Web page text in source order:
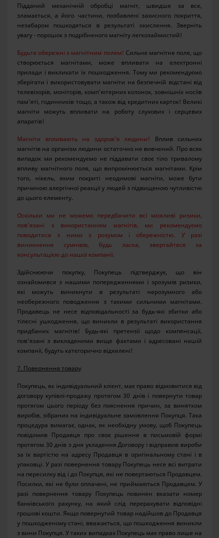
Підданий механічній обробці магніт, швидше за все,
зламається, а його частини, позбавлені захисного покриття,
незабаром пошкодяться в результаті окислення. Зверніть
увагу - порошок з подрібненого магніту легкозаймистий!
Будьте обережні з магнітним полем! Сильне магнітне поле, що
створюється магнітами, може впливати на електронні
прилади і викликати їх пошкодження. Тому ми рекомендуємо
зберігати і використовувати магніти на безпечній відстані від
телевізорів, моніторів, комп'ютерних колонок, зовнішніх носіїв
пам'яті, годинників тощо, а також від кредитних карток! Великі
магніти можуть впливати на роботу слухових і серцевих
апаратів!
Магніти впливають на здоров'я людини!
Вплив сильних
магнітів на організм людини остаточно не вивчений. Про всяк
випадок ми рекомендуємо не піддавати своє тіло тривалому
впливу магнітного поля, що випромінюється магнітами. Крім
того, нікель, яким покриті неодимові магніти, може бути
причиною алергічної реакції у людей з підвищеною чутливістю
до цього елементу.
Оскільки ми не можемо передбачити всі можливі ризики,
пов'язані з використанням магнітів, ми рекомендуємо
поводитися з ними з розумом і обережністю. У разі
виникнення сумнівів, будь ласка, звертайтеся за
консультацією до нашої компанії.
Здійснюючи покупку, Покупець підтверджує, що він
ознайомився з нашими попередженнями і зрозумів ризики,
які можуть виникнути в результаті нерозумного або
необережного поводження з такими сильними магнітами.
Продавець не несе відповідальності за будь-які збитки або
тілесні ушкодження, що виникли в результаті використання
придбаних магнітів! Будь-які претензії щодо компенсації,
пов'язані з викладеними вище фактами і адресовані нашій
компанії, будуть категорично відхилені!
7. Повернення товару
Покупець, як індивідуальний клієнт, має право відмовитися від
договору купівлі-продажу протягом 30 днів і повернути товар
протягом цього періоду без пояснення причин, за винятком
виробів, зібраних на індивідуальне замовлення Покупця. Така
процедура вимагає, однак, як необхідну умову, щоб Покупець
повідомив Продавця про своє рішення в письмовій формі
протягом 30 днів з дня укладення Договору і відправив вироби
за їх вартістю на адресу Продавця в оригінальному стані і в
упаковці. У разі повернення товару Покупець несе всі витрати
на пересилку від і до Покупця, які не повертаються Продавцем.
Посилки, які не були оплачені, не приймаються Продавцем. У
разі повернення товару Покупець повинен вказати номер
банківського рахунку, на який слід перерахувати відповідні
грошові кошти. Якщо повернутий товар надійшов до Продавця
у пошкодженому стані, вважається, що пошкодження виникли
з вини Покупця. У таких випадках Покупець має право лише на